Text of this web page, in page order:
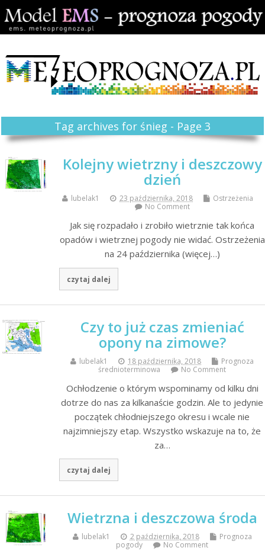
Tag archives for śnieg - Page 3
Kolejny wietrzny i deszczowy
dzień
lubelak1 23 października, 2018
Ostrzeżenia
No Comment
Jak się rozpadało i zrobiło wietrznie tak końca
opadów i wietrznej pogody nie widać. Ostrzeżenia
na 24 października (więcej…)
czytaj dalej
Czy to już czas zmieniać
opony na zimowe?
lubelak1 18 października, 2018
Prognoza
średnioterminowa
No Comment
Ochłodzenie o którym wspominamy od kilku dni
dotrze do nas za kilkanaście godzin. Ale to jedynie
początek chłodniejszego okresu i wcale nie
najzimniejszy etap. Wszystko wskazuje na to, że
za…
czytaj dalej
Wietrzna i deszczowa środa
lubelak1 2 października, 2018
Prognoza
pogody
No Comment